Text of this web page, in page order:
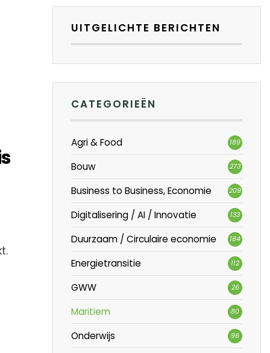
UITGELICHTE BERICHTEN
CATEGORIEËN
Agri & Food 189
Bouw 273
Business to Business, Economie 209
Digitalisering / AI / Innovatie 133
Duurzaam / Circulaire economie 184
Energietransitie 112
GWW 26
Maritiem 80
Onderwijs 96